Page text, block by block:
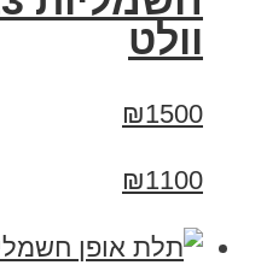
וולט
₪1500
₪1100